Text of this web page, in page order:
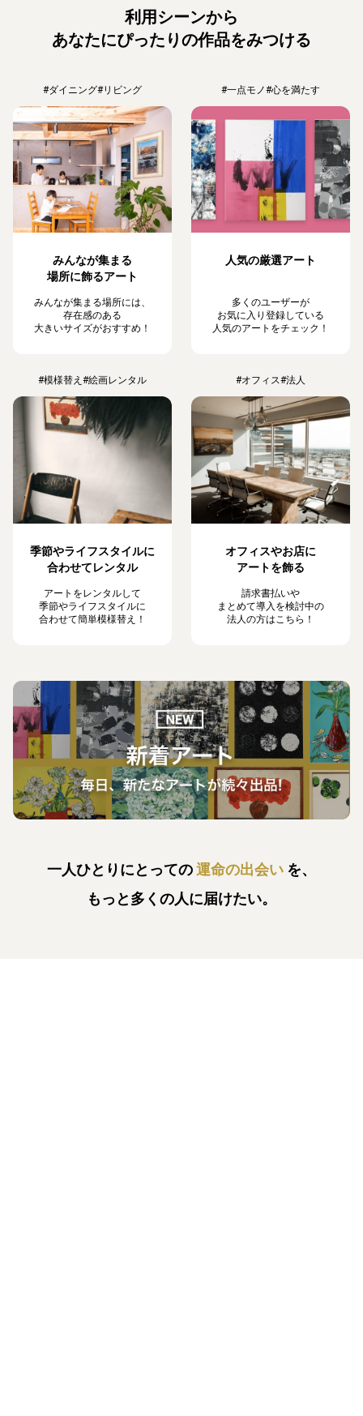
利用シーンから
あなたにぴったりの作品をみつける
#ダイニング#リビング
みんなが集まる
場所に飾るアート
みんなが集まる場所には、
存在感のある
大きいサイズがおすすめ！
#一点モノ#心を満たす
人気の厳選アート
多くのユーザーが
お気に入り登録している
人気のアートをチェック！
#模様替え #絵画レンタル
季節やライフスタイルに
合わせてレンタル
アートをレンタルして
季節やライフスタイルに
合わせて簡単模様替え！
#オフィス#法人
オフィスやお店に
アートを飾る
請求書払いや
まとめて導入を検討中の
法人の方はこちら！
一人ひとりにとっての運命の出会い を、
もっと多くの人に届けたい。